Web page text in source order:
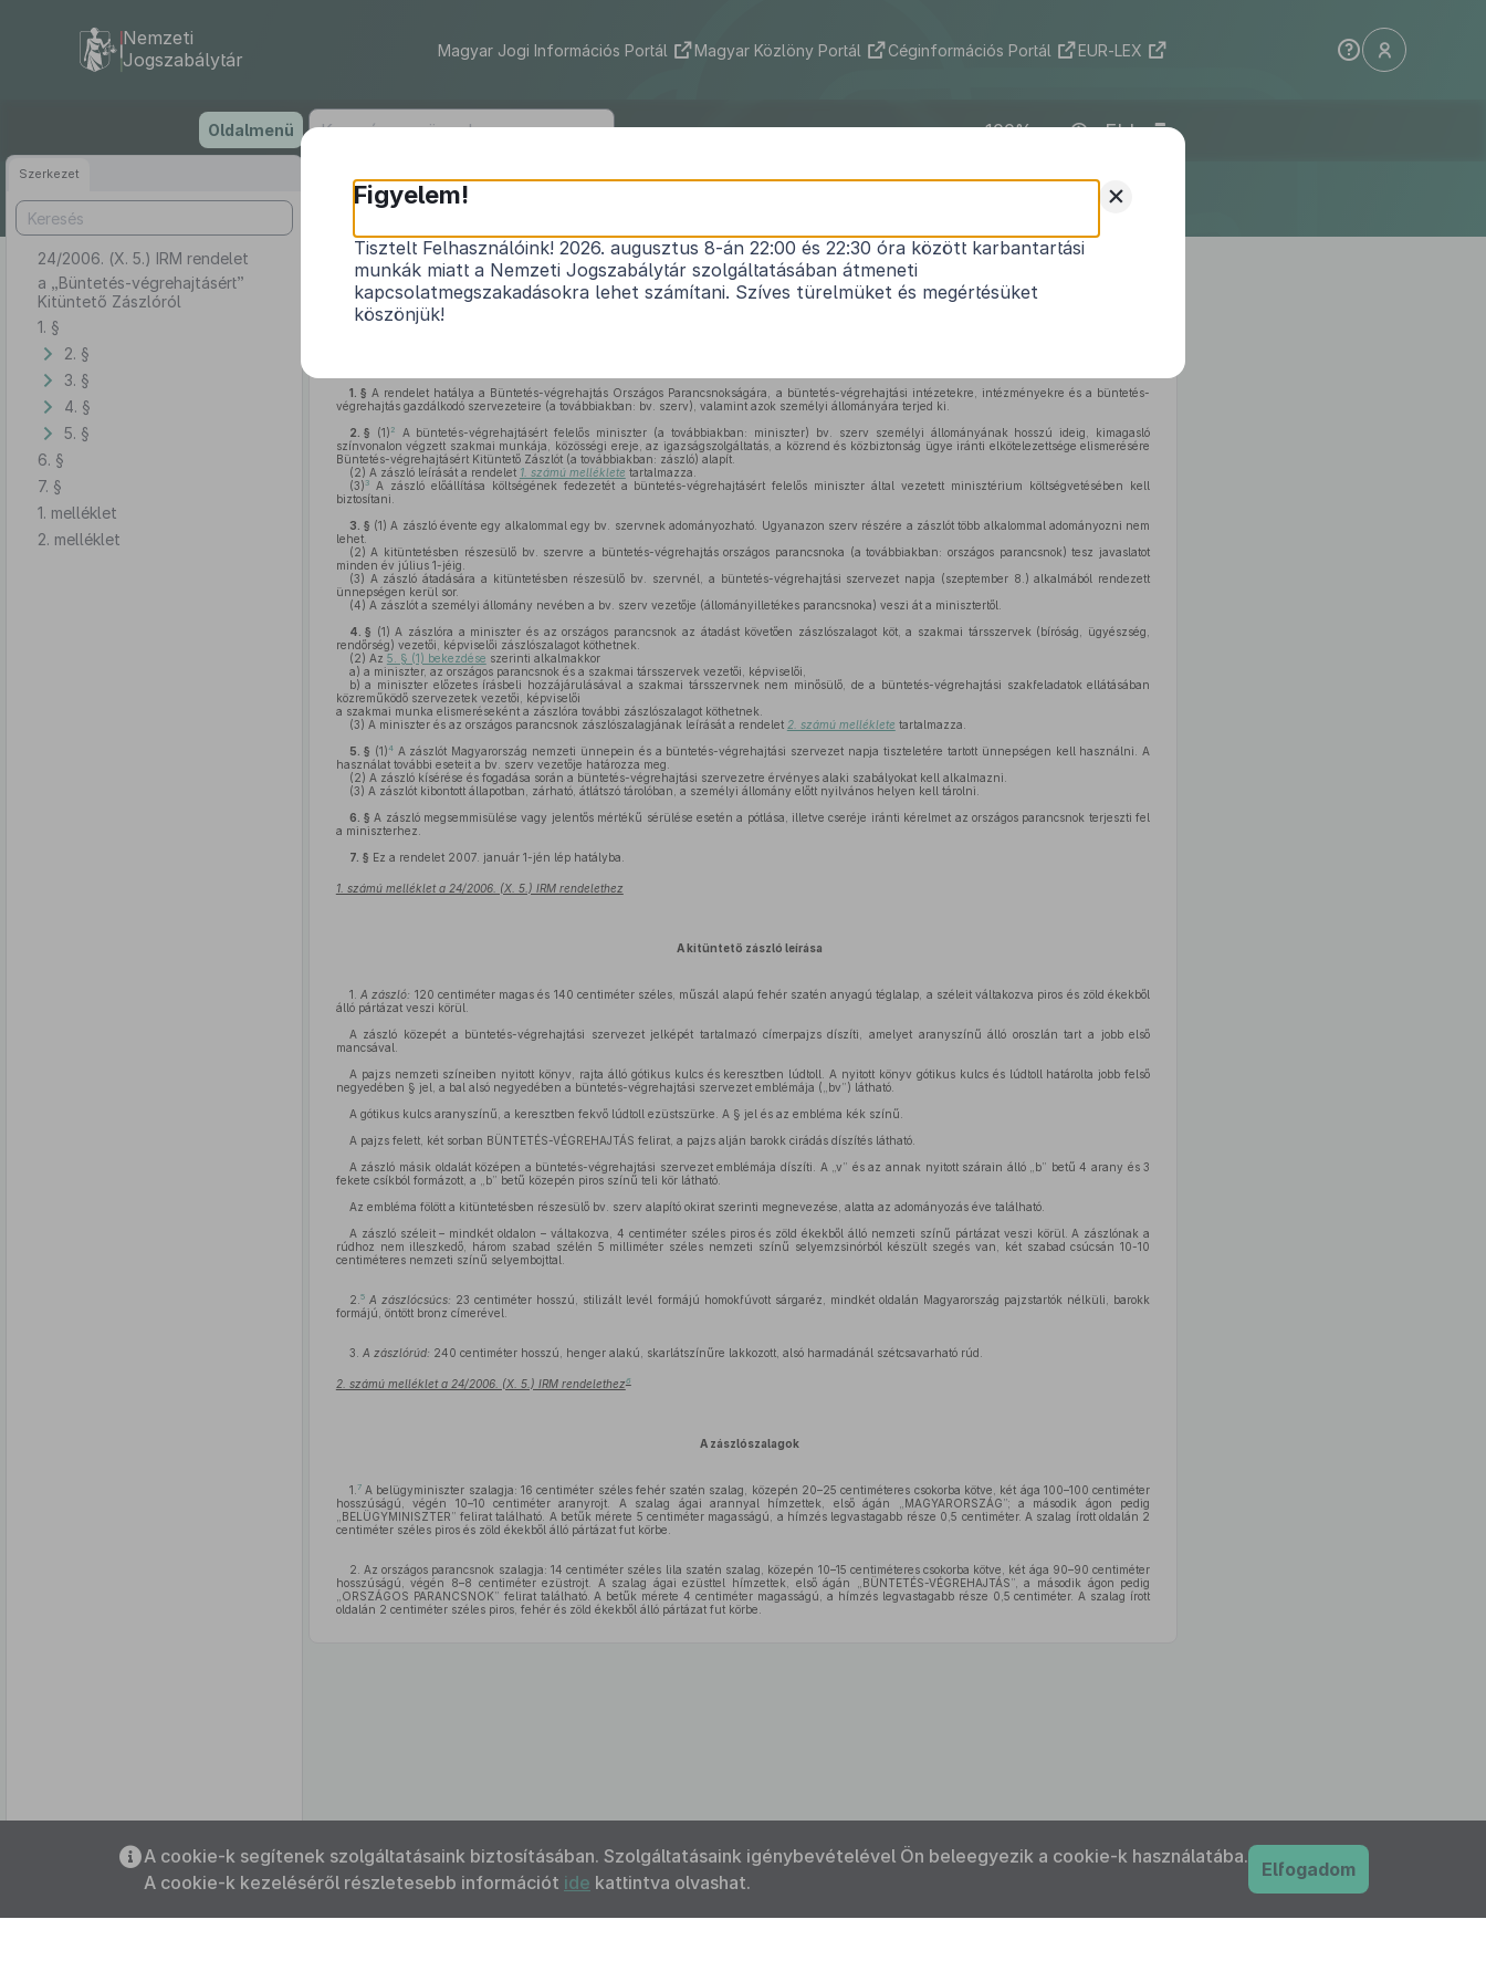
tartalomra
Nemzeti
Jogszabálytár
Magyar Jogi Információs Portál Magyar Közlöny Portál Céginformációs Portál EUR-LEX
Oldalmenü ELI
Szerkezet
24/2006. (X. 5.) IRM rendelet
a „Büntetés-végrehajtásért”
Kitüntető Zászlóról
1. §
2. §
3. §
4. §
5. §
6. §
7. §
1. melléklet
2. melléklet
Az oldalmenübe visszatéréshez
ALT + S billentyűket.
24/2006. (X. 5.) IRM rendelet
a „Büntetés-végrehajtásért” Kitüntető Zászlóról1
Hatályos: 2012. 01. 01. – 2012. 08. 09.
1. § A rendelet hatálya a Büntetés-végrehajtás Országos Parancsnokságára, a büntetés-végrehajtási intézetekre, intézményekre és a büntetés-
végrehajtás gazdálkodó szervezeteire (a továbbiakban: bv. szerv), valamint azok személyi állományára terjed ki.
2. § (1) 2
A büntetés-végrehajtásért felelős miniszter (a továbbiakban: miniszter) bv. szerv személyi állományának hosszú ideig, kimagasló
színvonalon végzett szakmai munkája, közösségi ereje, az igazságszolgáltatás, a közrend és közbiztonság ügye iránti elkötelezettsége elismerésére
Büntetés-végrehajtásért Kitüntető Zászlót (a továbbiakban: zászló) alapít.
(2) A zászló leírását a rendelet 1. számú melléklete tartalmazza.
(3) 3A zászló előállítása költségének fedezetét a büntetés-végrehajtásért felelős miniszter által vezetett minisztérium költségvetésében kell
biztosítani.
3. § (1) A zászló évente egy alkalommal egy bv. szervnek adományozható. Ugyanazon szerv részére a zászlót több alkalommal adományozni nem
lehet.
(2) A kitüntetésben részesülő bv. szervre a büntetés-végrehajtás országos parancsnoka (a továbbiakban: országos parancsnok) tesz javaslatot
minden év július 1-jéig.
(3) A zászló átadására a kitüntetésben részesülő bv. szervnél, a büntetés-végrehajtási szervezet napja (szeptember 8.) alkalmából rendezett
ünnepségen kerül sor.
(4) A zászlót a személyi állomány nevében a bv. szerv vezetője (állományilletékes parancsnoka) veszi át a minisztertől.
4. § (1) A zászlóra a miniszter és az országos parancsnok az átadást követően zászlószalagot köt, a szakmai társszervek (bíróság, ügyészség,
rendőrség) vezetői, képviselői zászlószalagot köthetnek.
(2) Az 5. § (1) bekezdése szerinti alkalmakkor
a) a miniszter, az országos parancsnok és a szakmai társszervek vezetői, képviselői,
b) a miniszter előzetes írásbeli hozzájárulásával a szakmai társszervnek nem minősülő, de a büntetés-végrehajtási szakfeladatok ellátásában
közreműködő szervezetek vezetői, képviselői
a szakmai munka elismeréseként a zászlóra további zászlószalagot köthetnek.
(3) A miniszter és az országos parancsnok zászlószalagjának leírását a rendelet 2. számú melléklete tartalmazza.
5. § (1)4A zászlót Magyarország nemzeti ünnepein és a büntetés-végrehajtási szervezet napja tiszteletére tartott ünnepségen kell használni. A
használat további eseteit a bv. szerv vezetője határozza meg.
(2) A zászló kísérése és fogadása során a büntetés-végrehajtási szervezetre érvényes alaki szabályokat kell alkalmazni.
(3) A zászlót kibontott állapotban, zárható, átlátszó tárolóban, a személyi állomány előtt nyilvános helyen kell tárolni.
6. § A zászló megsemmisülése vagy jelentős mértékű sérülése esetén a pótlása, illetve cseréje iránti kérelmet az országos parancsnok terjeszti fel
a miniszterhez.
7. § Ez a rendelet 2007. január 1-jén lép hatályba.
1. számú melléklet a 24/2006. (X. 5.) IRM rendelethez
A kitüntető zászló leírása
1.A zászló: 120 centiméter magas és 140 centiméter széles, műszál alapú fehér szatén anyagú téglalap, a széleit váltakozva piros és zöld ékekből
álló pártázat veszi körül.
A zászló közepét a büntetés-végrehajtási szervezet jelképét tartalmazó címerpajzs díszíti, amelyet aranyszínű álló oroszlán tart a jobb első
mancsával.
A pajzs nemzeti színeiben nyitott könyv, rajta álló gótikus kulcs és keresztben lúdtoll. A nyitott könyv gótikus kulcs és lúdtoll határolta jobb felső
negyedében § jel, a bal alsó negyedében a büntetés-végrehajtási szervezet emblémája („bv”) látható.
A gótikus kulcs aranyszínű, a keresztben fekvő lúdtoll ezüstszürke. A § jel és az embléma kék színű.
A pajzs felett, két sorban BÜNTETÉS-VÉGREHAJTÁS felirat, a pajzs alján barokk cirádás díszítés látható.
A zászló másik oldalát középen a büntetés-végrehajtási szervezet emblémája díszíti. A „v” és az annak nyitott szárain álló „b” betű 4 arany és 3
fekete csíkból formázott, a „b” betű közepén piros színű teli kör látható.
Az embléma fölött a kitüntetésben részesülő bv. szerv alapító okirat szerinti megnevezése, alatta az adományozás éve található.
A zászló széleit – mindkét oldalon – váltakozva, 4 centiméter széles piros és zöld ékekből álló nemzeti színű pártázat veszi körül. A zászlónak a
rúdhoz nem illeszkedő, három szabad szélén 5 milliméter széles nemzeti színű selyemzsinórból készült szegés van, két szabad csúcsán 10-10
centiméteres nemzeti színű selyembojttal.
2. 5 A zászlócsúcs: 23 centiméter hosszú, stilizált levél formájú homokfúvott sárgaréz, mindkét oldalán Magyarország pajzstartók nélküli, barokk
formájú, öntött bronz címerével.
3. A zászlórúd: 240 centiméter hosszú, henger alakú, skarlátszínűre lakkozott, alsó harmadánál szétcsavarható rúd.
2. számú melléklet a 24/2006. (X. 5.) IRM rendelethez6
A zászlószalagok
1. 7A belügyminiszter szalagja: 16 centiméter széles fehér szatén szalag, közepén 20–25 centiméteres csokorba kötve, két ága 100–100 centiméter
hosszúságú, végén 10–10 centiméter aranyrojt. A szalag ágai arannyal hímzettek, első ágán „MAGYARORSZÁG”; a második ágon pedig
„BELÜGYMINISZTER” felirat található. A betűk mérete 5 centiméter magasságú, a hímzés legvastagabb része 0,5 centiméter. A szalag írott oldalán 2
centiméter széles piros és zöld ékekből álló pártázat fut körbe.
2. Az országos parancsnok szalagja: 14 centiméter széles lila szatén szalag, közepén 10–15 centiméteres csokorba kötve, két ága 90–90 centiméter
hosszúságú, végén 8–8 centiméter ezüstrojt. A szalag ágai ezüsttel hímzettek, első ágán „BÜNTETÉS-VÉGREHAJTÁS”, a második ágon pedig
„ORSZÁGOS PARANCSNOK” felirat található. A betűk mérete 4 centiméter magasságú, a hímzés legvastagabb része 0,5 centiméter. A szalag írott
oldalán 2 centiméter széles piros, fehér és zöld ékekből álló pártázat fut körbe.
A cookie-k segítenek szolgáltatásaink biztosításában. Szolgáltatásaink igénybevételével Ön beleegyezik a cookie-k használatába.
A cookie-k kezeléséről részletesebb információt ide kattintva olvashat.
Elfogadom
+
Figyelem!
Tisztelt Felhasználóink! 2026. augusztus 8-án 22:00 és 22:30 óra között karbantartási
munkák miatt a Nemzeti Jogszabálytár szolgáltatásában átmeneti
kapcsolatmegszakadásokra lehet számítani. Szíves türelmüket és megértésüket
köszönjük!